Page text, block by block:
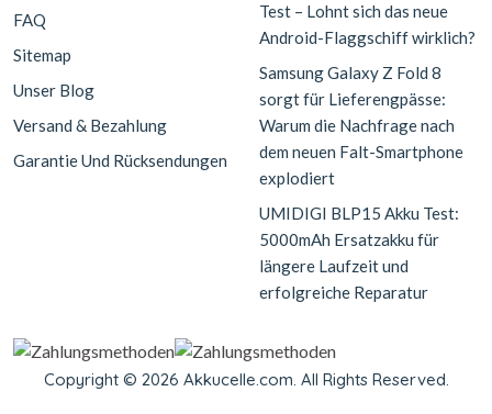
FAQ
Sitemap
Unser Blog
Versand & Bezahlung
Garantie Und Rücksendungen
Test – Lohnt sich das neue
Android-Flaggschiff wirklich?
Samsung Galaxy Z Fold 8
sorgt für Lieferengpässe:
Warum die Nachfrage nach
dem neuen Falt-Smartphone
explodiert
UMIDIGI BLP15 Akku Test:
5000mAh Ersatzakku für
längere Laufzeit und
erfolgreiche Reparatur
Copyright © 2026 Akkucelle.com. All Rights Reserved.